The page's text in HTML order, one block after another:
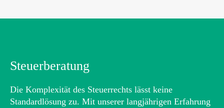
Steuerberatung
Die Komplexität des Steuerrechts lässt keine
Standardlösung zu. Mit unserer langjährigen Erfahrung